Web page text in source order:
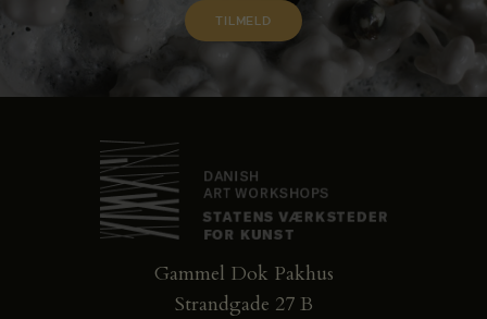
Gammel Dok Pakhus
Strandgade 27 B